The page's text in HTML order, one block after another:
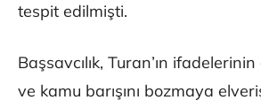
tespit edilmişti.
Başsavcılık, Turan’ın
ve kamu barışını bozmaya